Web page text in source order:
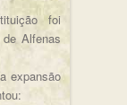
foi
Alfenas
expansão